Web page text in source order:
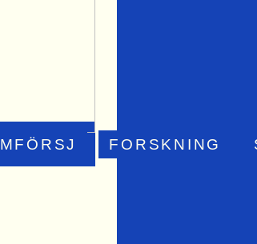
MFÖRSJ FORSKNING